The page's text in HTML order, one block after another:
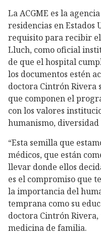
La ACGME es la
residencias en Estados
requisito para recibir
Lluch, como oficial
de que el hospital
los documentos estén
doctora Cintrón Rivera
que componen el
con los valores
humanismo, diversidad
“Esta semilla que
médicos, que están
llevar donde ellos
es el compromiso que
la importancia del
temprana como su
doctora Cintrón
medicina de familia.